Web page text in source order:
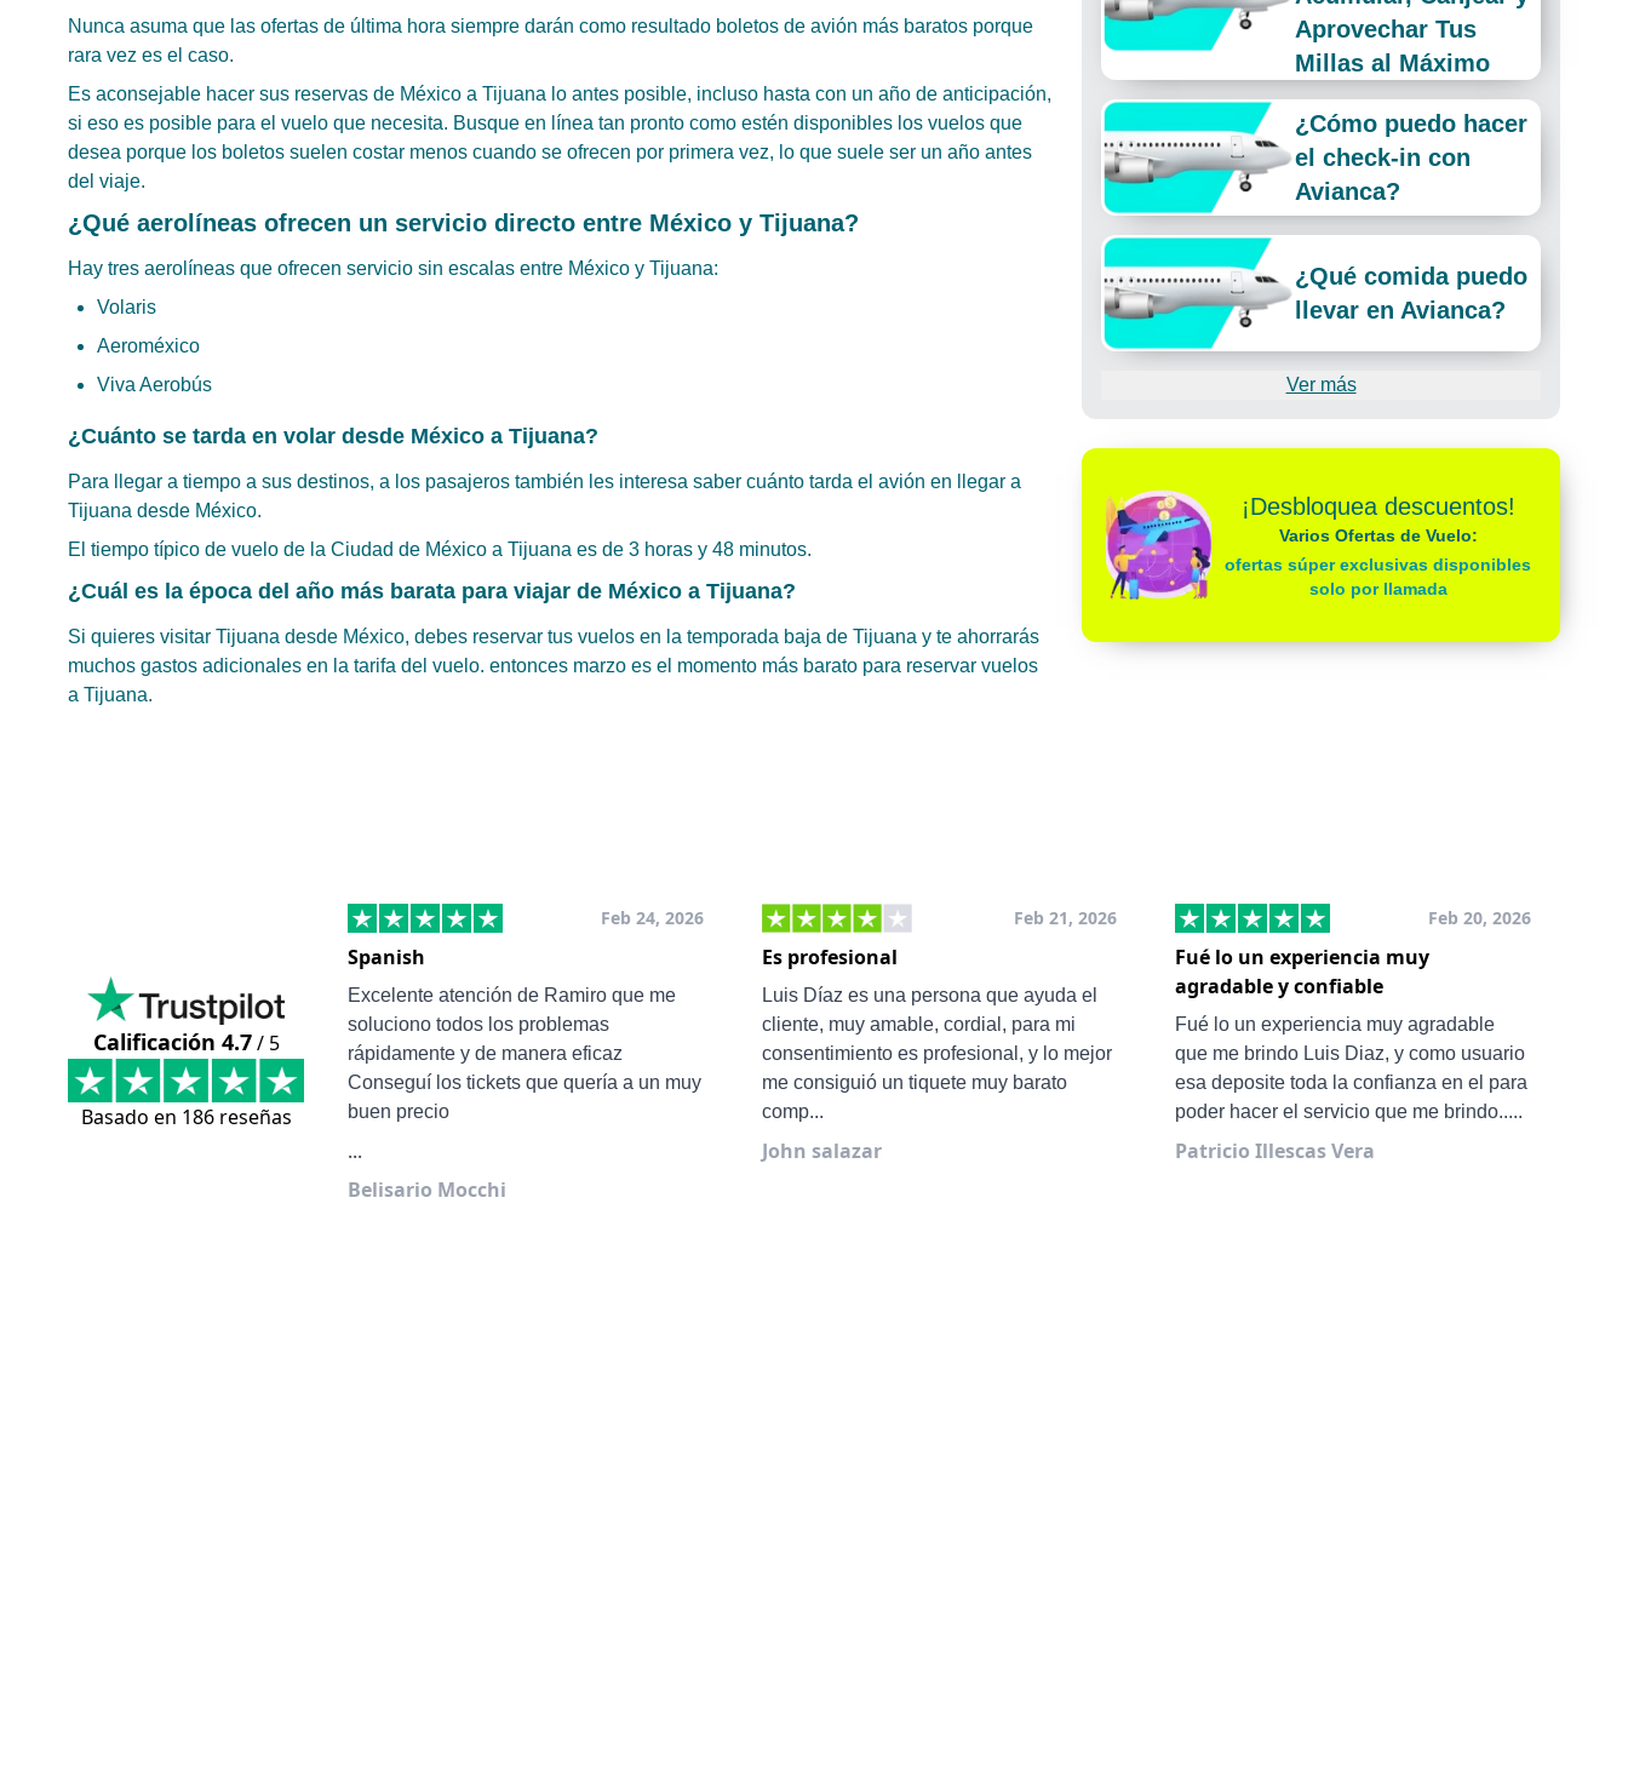
Nunca asuma que las ofertas de última hora siempre darán como resultado boletos de avión más baratos porque
rara vez es el caso.
Es aconsejable hacer sus reservas de México a Tijuana lo antes posible, incluso hasta con un año de anticipación,
si eso es posible para el vuelo que necesita. Busque en línea tan pronto como estén disponibles los vuelos que
desea porque los boletos suelen costar menos cuando se ofrecen por primera vez, lo que suele ser un año antes
del viaje.
¿Qué aerolíneas ofrecen un servicio directo entre México y Tijuana?
Hay tres aerolíneas que ofrecen servicio sin escalas entre México y Tijuana:
Volaris
Aeroméxico
Viva Aerobús
¿Cuánto se tarda en volar desde México a Tijuana?
Para llegar a tiempo a sus destinos, a los pasajeros también les interesa saber cuánto tarda el avión en llegar a
Tijuana desde México.
El tiempo típico de vuelo de la Ciudad de México a Tijuana es de 3 horas y 48 minutos.
¿Cuál es la época del año más barata para viajar de México a Tijuana?
Si quieres visitar Tijuana desde México, debes reservar tus vuelos en la temporada baja de Tijuana y te ahorrarás
muchos gastos adicionales en la tarifa del vuelo. entonces marzo es el momento más barato para reservar vuelos
a Tijuana.
Aprovechar Tus
Millas al Máximo
¿Cómo puedo hacer
el check-in con
Avianca?
¿Qué comida puedo
llevar en Avianca?
Ver más
¡Desbloquea descuentos!
Varios Ofertas de Vuelo:
ofertas súper exclusivas disponibles
solo por llamada
Calificación 4.7/ 5
Basado en 186 reseñas
Feb 24, 2026
Spanish
Excelente atención de Ramiro que me
soluciono todos los problemas
rápidamente y de manera eficaz
Conseguí los tickets que quería a un muy
buen precio
...
Belisario Mocchi
Feb 21, 2026
Es profesional
Luis Díaz es una persona que ayuda el
cliente, muy amable, cordial, para mi
consentimiento es profesional, y lo mejor
me consiguió un tiquete muy barato
comp...
John salazar
Feb 20, 2026
Fué lo un experiencia muy
agradable y confiable
Fué lo un experiencia muy agradable
que me brindo Luis Diaz, y como usuario
esa deposite toda la confianza en el para
poder hacer el servicio que me brindo.....
Patricio Illescas Vera